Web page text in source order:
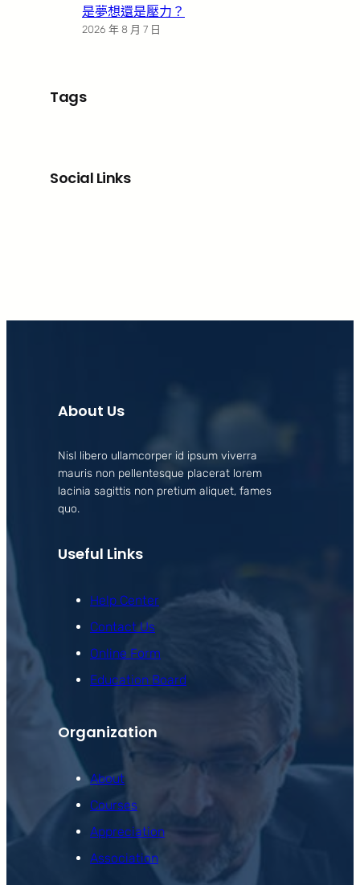
是夢想還是壓力？
2026 年 8 月 7 日
Tags
Social Links
About Us
Nisl libero ullamcorper id ipsum viverra
mauris non pellentesque placerat lorem
lacinia sagittis non pretium aliquet, fames
quo.
Useful Links
Help Center
Contact Us
Online Form
Education Board
Organization
About
Courses
Appreciation
Association